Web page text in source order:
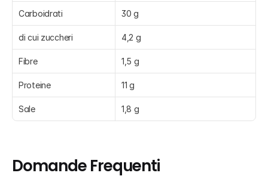
Carboidrati 30 g
di cui zuccheri 4,2 g
Fibre 1,5 g
Proteine 11 g
Sale 1,8 g
Domande Frequenti